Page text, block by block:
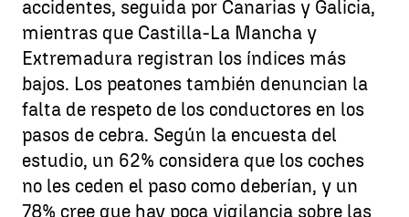
accidentes, seguida por Canarias y Galicia,
mientras que Castilla-La Mancha y
Extremadura registran los índices más
bajos. Los peatones también denuncian la
falta de respeto de los conductores en los
pasos de cebra. Según la encuesta del
estudio, un 62% considera que los coches
no les ceden el paso como deberían, y un
78% cree que hay poca vigilancia sobre las